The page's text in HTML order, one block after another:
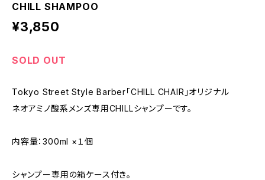
CHILL SHAMPOO
¥3,850
SOLD OUT
Tokyo Street Style Barber「CHILL CHAIR」オリジナル
ネオアミノ酸系メンズ専用CHILLシャンプーです。
内容量：300ml ×１個
シャンプー専用の箱ケース付き。